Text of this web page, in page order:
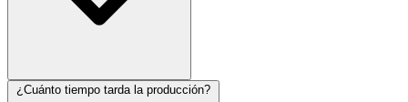
¿Cuánto tiempo tarda la producción?